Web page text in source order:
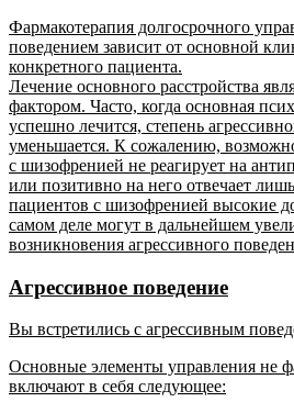
Фармакотерапия долгосрочного
поведением зависит от основной
конкретного пациента.
Лечение основного расстройства
фактором. Часто, когда основная
успешно лечится, степень
уменьшается. К сожалению,
с шизофренией не реагирует на
или позитивно на него отвечает
пациентов с шизофренией высокие
самом деле могут в дальнейшем
возникновения агрессивного
Агрессивное поведение
Вы встретились с агрессивным
Основные элементы управления не
включают в себя следующее: